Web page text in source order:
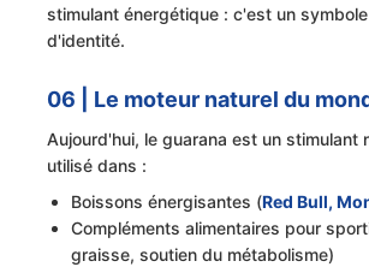
stimulant énergétique : c'est un
d'identité.
06 | Le moteur naturel du
Aujourd'hui, le guarana est un stimulant
utilisé dans :
Boissons énergisantes (Red Bull,
Compléments alimentaires pour
graisse, soutien du métabolisme)